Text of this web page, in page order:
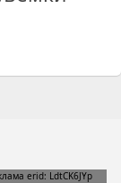
erid: LdtCK6JYp